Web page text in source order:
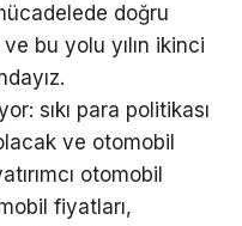
doğru
ve bu yolu yılın ikinci
sıkı para politikası
ve otomobil
otomobil
fiyatları,